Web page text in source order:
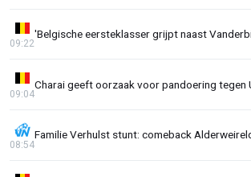
'Belgische eersteklasser grijpt naast
09:22
Charai geeft oorzaak voor pandoering tegen
09:04
Familie Verhulst stunt: comeback
08:54